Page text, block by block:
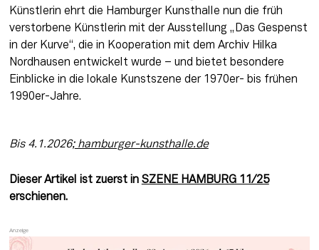
Künstlerin ehrt die Hamburger Kunsthalle nun die früh
verstorbene Künstlerin mit der Ausstellung „Das Gespenst
in der Kurve“, die in Kooperation mit dem Archiv Hilka
Nordhausen entwickelt wurde – und bietet besondere
Einblicke in die lokale Kunstszene der 1970er- bis frühen
1990er-Jahre.
Bis 4.1.2026; hamburger-kunsthalle.de
Dieser Artikel ist zuerst in SZENE HAMBURG 11/25
erschienen.